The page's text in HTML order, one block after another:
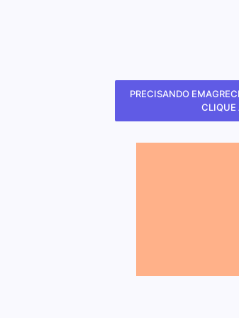
PRECISANDO
CLIQUE